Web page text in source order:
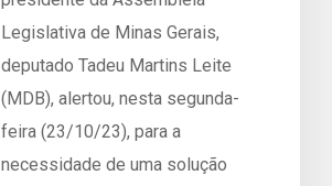
Legislativa de Minas Gerais,
deputado Tadeu Martins Leite
(MDB), alertou, nesta segunda-
feira (23/10/23), para a
necessidade de uma solução